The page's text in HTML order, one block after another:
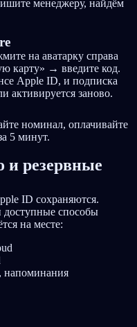
менеджеру, найдём
на аватарку справа
карту» → введите код.
Apple ID, и подписка
активируется заново.
номинал, оплачивайте
5 минут.
и резервные
ID сохраняются.
доступные способы
на месте:
напоминания